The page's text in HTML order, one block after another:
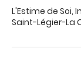
L'Estime de Soi,
Saint-Légier-La